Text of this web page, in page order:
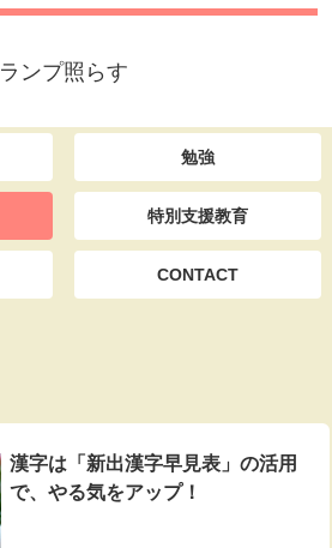
ランプ照らす
勉強
特別支援教育
CONTACT
漢字は「新出漢字早見表」の活用
で、やる気をアップ！